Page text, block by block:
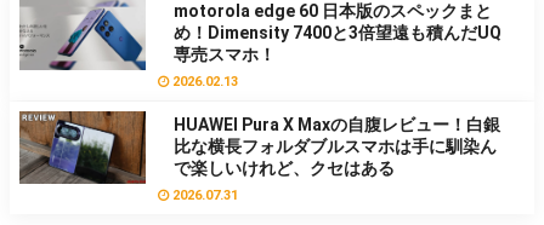
motorola edge 60 日本版のスペックまと
め！Dimensity 7400と3倍望遠も積んだUQ
専売スマホ！
2026.02.13
HUAWEI Pura X Maxの自腹レビュー！白銀
比な横長フォルダブルスマホは手に馴染ん
で楽しいけれど、クセはある
2026.07.31